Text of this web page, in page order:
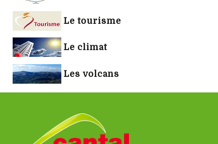
Le tourisme
Le climat
Les volcans